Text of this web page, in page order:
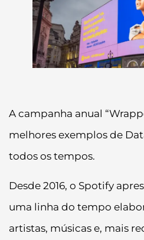
A campanha anual
melhores exemplos de
todos os tempos.
Desde 2016, o Spotify
uma linha do tempo
artistas, músicas e, mais